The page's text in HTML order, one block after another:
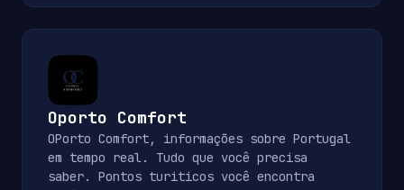
Oporto Comfort
OPorto Comfort, informações sobre Portugal
em tempo real. Tudo que você precisa
saber. Pontos turiticos você encontra